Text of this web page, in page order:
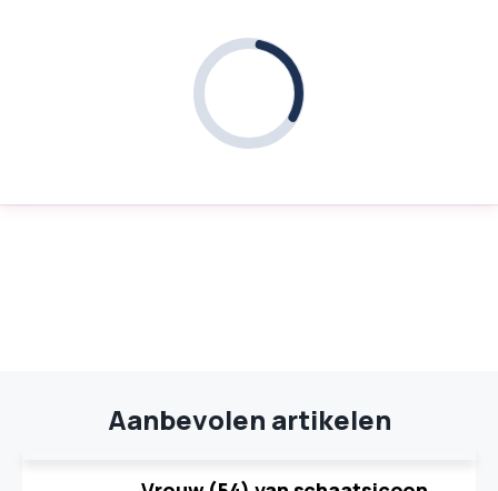
Aanbevolen artikelen